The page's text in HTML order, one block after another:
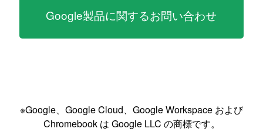
Google製品に関するお問い合わせ
※Google、Google Cloud、Google Workspace および
Chromebook は Google LLC の商標です。